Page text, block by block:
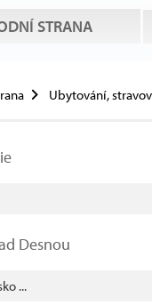
STRANA
Ubytování,
Desnou
...